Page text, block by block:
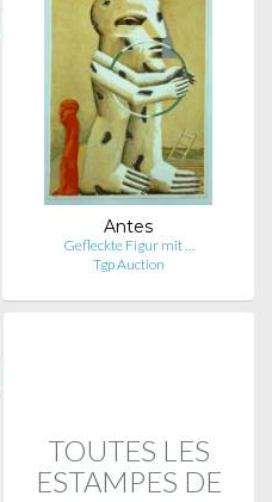
Antes
Gefleckte Figur mit …
Tgp Auction
TOUTES LES
ESTAMPES DE